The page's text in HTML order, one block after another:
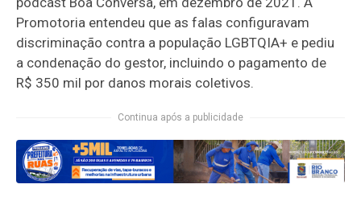
Promotoria entendeu que as falas configuravam
discriminação contra a população LGBTQIA+ e pediu
a condenação do gestor, incluindo o pagamento de
R$ 350 mil por danos morais coletivos.
Continua após a publicidade